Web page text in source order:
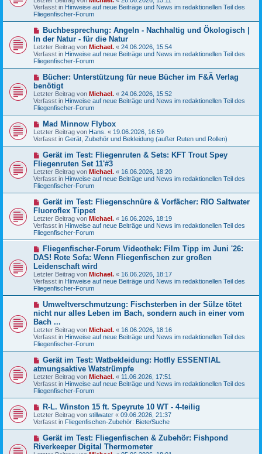
t
r
a
g
e
r
B
e
t
r
a
g
Verfasst in Hinweise auf neue Beiträge und News im redaktionellen Teil des
Fliegenfischer-Forum
N
u
e
r
B
e
t
r
a
g
Buchbesprechung: Angeln - Nachhaltig und Ökologisch |
In der Natur - für die Natur
Letzter Beitrag von Michael. « 24.06.2026, 15:54
Verfasst in Hinweise auf neue Beiträge und News im redaktionellen Teil des
Fliegenfischer-Forum
N
u
e
r
B
e
t
r
a
g
Bücher: Unterstützung für neue Bücher im F&Ä Verlag
benötigt
Letzter Beitrag von Michael. « 24.06.2026, 15:52
Verfasst in Hinweise auf neue Beiträge und News im redaktionellen Teil des
Fliegenfischer-Forum
N
e
u
e
B
e
i
t
r
a
g
Mad Minnow Flybox
Letzter Beitrag von Hans. « 19.06.2026, 16:59
Verfasst in Gerät, Zubehör und Bekleidung (außer Ruten und Rollen)
N
e
u
e
r
B
e
t
r
a
g
Gerät im Test: Fliegenruten & Sets: KFT Trout Spey
Fliegenruten Set 11'#3
Letzter Beitrag von Michael. « 16.06.2026, 18:20
Verfasst in Hinweise auf neue Beiträge und News im redaktionellen Teil des
Fliegenfischer-Forum
N
u
e
r
B
e
t
r
a
g
Gerät im Test: Fliegenschnüre & Vorfächer: RIO Saltwater
Fluoroflex Tippet
Letzter Beitrag von Michael. « 16.06.2026, 18:19
Verfasst in Hinweise auf neue Beiträge und News im redaktionellen Teil des
Fliegenfischer-Forum
N
e
u
e
r
B
e
i
r
a
g
Fliegenfischer-Forum Videothek: Film Tipp im Juni '26:
DAS! Rote Sofa: Wenn Fliegenfischen zur großen
Leidenschaft wird
Letzter Beitrag von Michael. « 16.06.2026, 18:17
Verfasst in Hinweise auf neue Beiträge und News im redaktionellen Teil des
Fliegenfischer-Forum
N
u
e
r
B
e
i
r
a
g
Umweltverschmutzung: Fischsterben in der Sülze tötet
nicht nur alles Leben im Bach, sondern auch in einer vom
Bach ...
Letzter Beitrag von Michael. « 16.06.2026, 18:16
Verfasst in Hinweise auf neue Beiträge und News im redaktionellen Teil des
Fliegenfischer-Forum
N
u
e
r
B
e
t
r
a
g
Gerät im Test: Watbekleidung: Hotfly ESSENTIAL
atmungsaktive Watstrümpfe
Letzter Beitrag von Michael. « 11.06.2026, 17:51
Verfasst in Hinweise auf neue Beiträge und News im redaktionellen Teil des
Fliegenfischer-Forum
N
e
u
e
B
e
R-L. Winston 15 ft. Speyrute 10 WT - 4-teilig
Letzter Beitrag von stillwater « 09.06.2026, 21:37
Verfasst in Fliegenfischen-Zubehör: Biete/Suche
N
e
u
Gerät im Test: Fliegenfischen & Zubehör: Fishpond
Riverkeeper Digital Thermometer